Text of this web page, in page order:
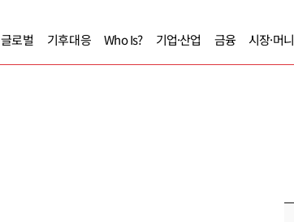
글로벌 기후대응 Who Is? 기업·산업 금융 시장·머니